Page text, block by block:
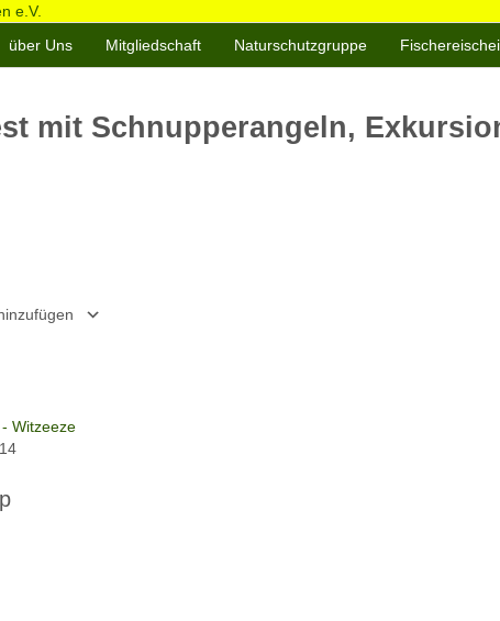
über Uns Mitgliedschaft Naturschutzgruppe
mit Schnupperangeln,
Witzeeze